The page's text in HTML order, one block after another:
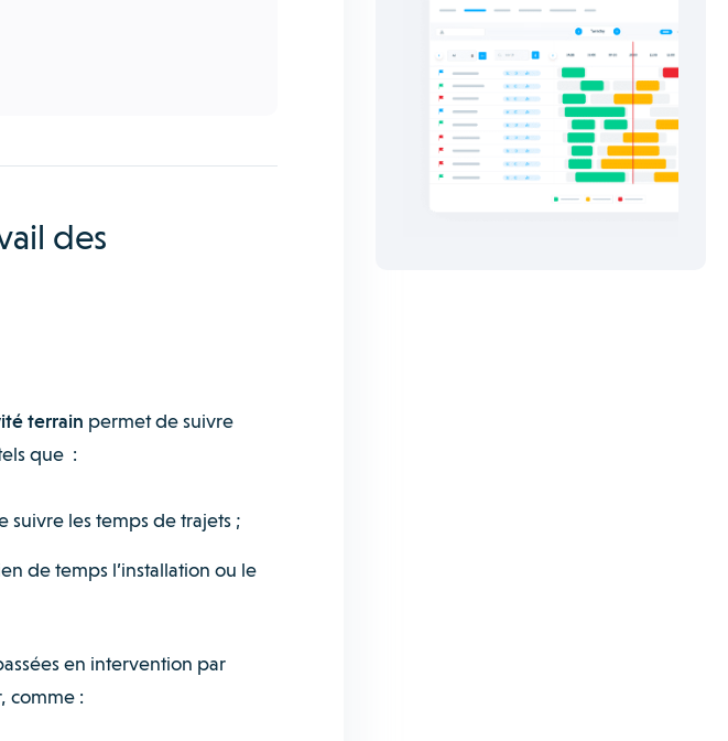
des
terrain permet de suivre
que :
les temps de trajets ;
de temps l’installation ou le
en intervention par
comme :